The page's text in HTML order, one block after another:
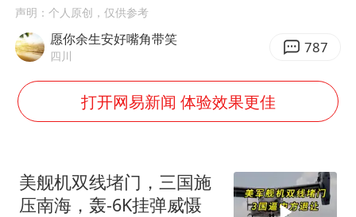
胡彦斌获《歌手2026》歌王
胜宏科技：股票交易异常波动
美股存储板块集体大跌
名创优品回应女子吐槽内裤质量差
日本试射“战斧”导弹，国防部回应
声明：个人原创，仅供参考
愿你余生安好嘴角带笑
四川 787
打开网易新闻 体验效果更佳
美舰机双线堵门，三国施
压南海，轰-6K挂弹威慑